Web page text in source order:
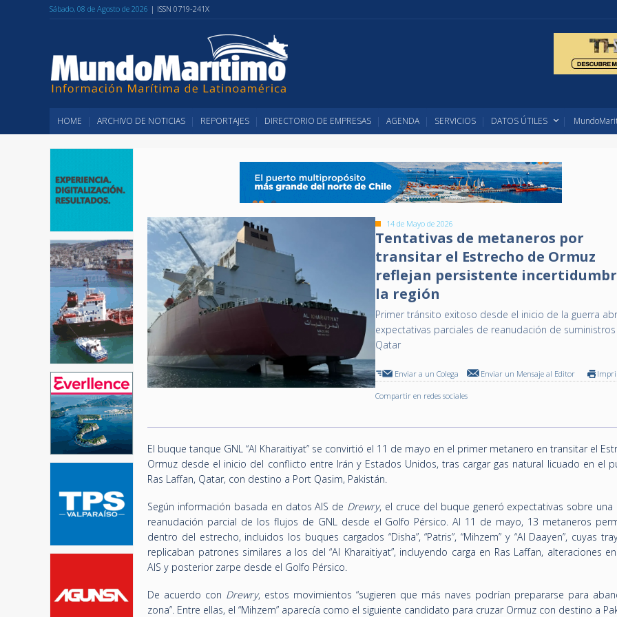
Sábado, 08 de Agosto de 2026 | ISSN 0719-241X
HOME ARCHIVO DE NOTICIAS REPORTAJES DIRECTORIO DE EMPRESAS AGENDA SERVICIOS DATOS ÚTILES
14 de Mayo de 2026
Tentativas de metaneros por
transitar el Estrecho de Ormuz
reflejan persistente
la región
Primer tránsito exitoso desde el inicio de la guerra
expectativas parciales de reanudación de
Qatar
Enviar a un Colega Enviar un Mensaje al Editor
Compartir en redes sociales
El buque tanque GNL “Al Kharaitiyat” se convirtió el 11 de mayo en el primer metanero en transitar el
Ormuz desde el inicio del conflicto entre Irán y Estados Unidos, tras cargar gas natural licuado en el
Ras Laffan, Qatar, con destino a Port Qasim, Pakistán.
Según información basada en datos AIS de Drewry, el cruce del buque generó expectativas sobre una
reanudación parcial de los flujos de GNL desde el Golfo Pérsico. Al 11 de mayo, 13 metaneros
dentro del estrecho, incluidos los buques cargados “Disha”, “Patris”, “Mihzem” y “Al Daayen”, cuyas
replicaban patrones similares a los del “Al Kharaitiyat”, incluyendo carga en Ras Laffan, alteraciones
AIS y posterior zarpe desde el Golfo Pérsico.
De acuerdo con Drewry, estos movimientos “sugieren que más naves podrían prepararse para
zona”. Entre ellas, el “Mihzem” aparecía como el siguiente candidato para cruzar Ormuz con destino a